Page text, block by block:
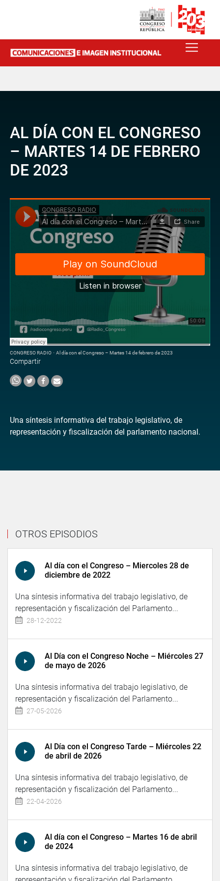
AL DÍA CON EL CONGRESO
– MARTES 14 DE FEBRERO
DE 2023
CONGRESO RADIO · Al día con el Congreso – Martes 14 de febrero de 2023
Compartir
Una síntesis informativa del trabajo legislativo, de
representación y fiscalización del parlamento nacional.
OTROS EPISODIOS
Al día con el Congreso – Miercoles 28 de
diciembre de 2022
Una síntesis informativa del trabajo legislativo, de
representación y fiscalización del Parlamento...
28-12-2022
Al Día con el Congreso Noche – Miércoles 27
de mayo de 2026
Una síntesis informativa del trabajo legislativo, de
representación y fiscalización del Parlamento...
27-05-2026
Al Día con el Congreso Tarde – Miércoles 22
de abril de 2026
Una síntesis informativa del trabajo legislativo, de
representación y fiscalización del Parlamento...
22-04-2026
Al día con el Congreso – Martes 16 de abril
de 2024
Una síntesis informativa del trabajo legislativo, de